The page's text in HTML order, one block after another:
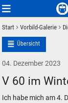
Start Vorbild-Galerie
Übersicht
04. Dezember 2023
V 60 im
Ich habe mich am 4.